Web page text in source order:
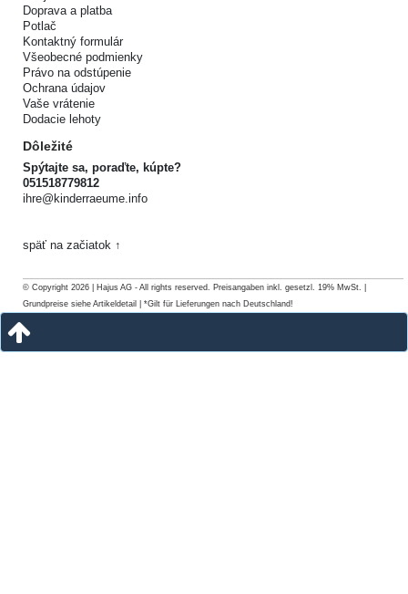
Doprava a platba
Potlač
Kontaktný formulár
Všeobecné podmienky
Právo na odstúpenie
Ochrana údajov
Vaše vrátenie
Dodacie lehoty
Dôležité
Spýtajte sa, poraďte, kúpte?
051518779812
ihre@kinderraeume.info
späť na začiatok ↑
© Copyright 2026 | Hajus AG - All rights reserved. Preisangaben inkl. gesetzl. 19% MwSt. |
Grundpreise siehe Artikeldetail | *Gilt für Lieferungen nach Deutschland!